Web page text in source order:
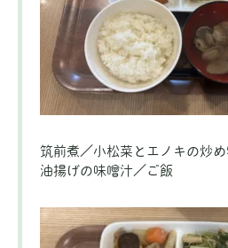
筑前煮／小松菜とエノキの炒
油揚げの味噌汁／ご飯